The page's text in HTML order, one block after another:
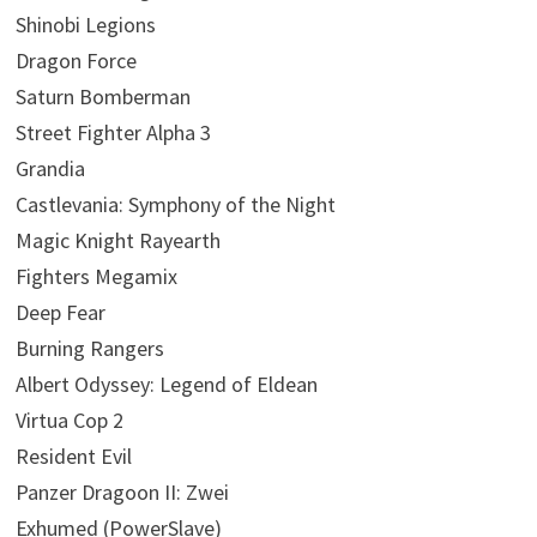
Shinobi Legions
Dragon Force
Saturn Bomberman
Street Fighter Alpha 3
Grandia
Castlevania: Symphony of the Night
Magic Knight Rayearth
Fighters Megamix
Deep Fear
Burning Rangers
Albert Odyssey: Legend of Eldean
Virtua Cop 2
Resident Evil
Panzer Dragoon II: Zwei
Exhumed (PowerSlave)